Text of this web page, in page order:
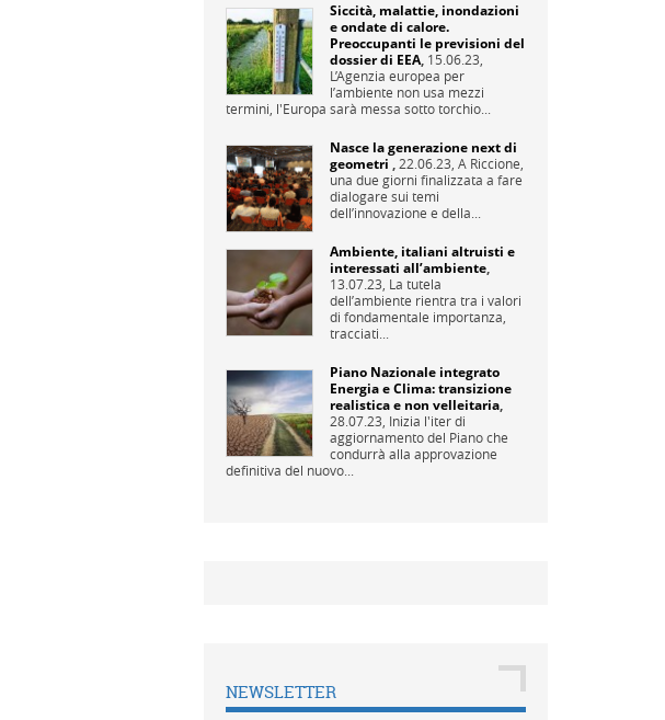
Siccità, malattie, inondazioni
e ondate di calore.
Preoccupanti le previsioni del
dossier di EEA, 15.06.23,
L’Agenzia europea per
l’ambiente non usa mezzi
termini, l'Europa sarà messa sotto torchio...
Nasce la generazione next di
geometri , 22.06.23, A Riccione,
una due giorni finalizzata a fare
dialogare sui temi
dell’innovazione e della...
Ambiente, italiani altruisti e
interessati all’ambiente,
13.07.23, La tutela
dell’ambiente rientra tra i valori
di fondamentale importanza,
tracciati...
Piano Nazionale integrato
Energia e Clima: transizione
realistica e non velleitaria,
28.07.23, Inizia l'iter di
aggiornamento del Piano che
condurrà alla approvazione
definitiva del nuovo...
NEWSLETTER